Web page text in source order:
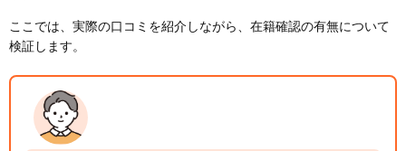
ここでは、実際の口コミを紹介しながら、在籍確認の有無について
検証します。